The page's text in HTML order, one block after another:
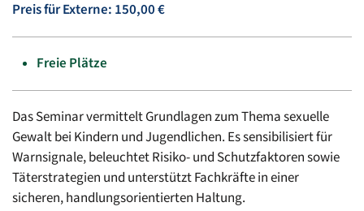
Preis für Externe: 150,00 €
Freie Plätze
Das Seminar vermittelt Grundlagen zum Thema sexuelle
Gewalt bei Kindern und Jugendlichen. Es sensibilisiert für
Warnsignale, beleuchtet Risiko- und Schutzfaktoren sowie
Täterstrategien und unterstützt Fachkräfte in einer
sicheren, handlungsorientierten Haltung.